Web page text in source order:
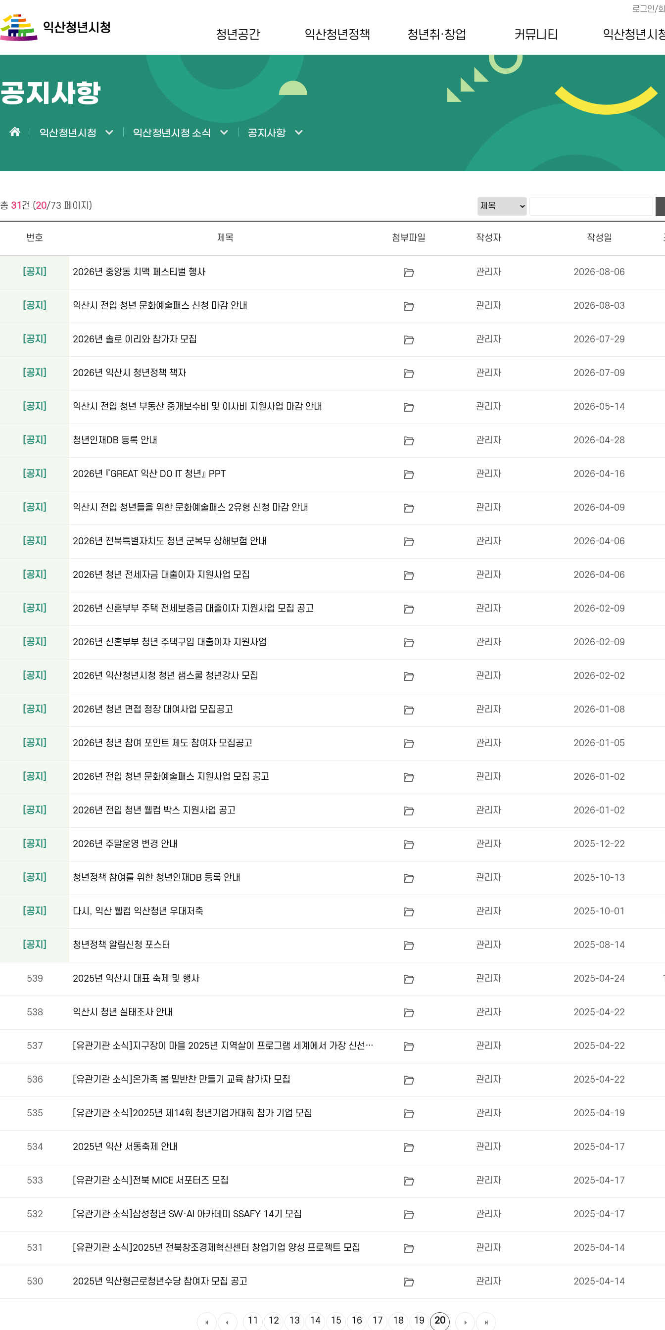
익산청년시청
로그인/
청년공간 익산청년정책 청년취·창업 커뮤니티 익산청년시
공지사항
익산청년시청 익산청년시청 소식 공지사항
총 31 건 (20/73 페이지)
번호 제목 첨부파일 작성자 작성일
[공지] 2026년 중앙동 치맥 페스티벌 행사 관리자 2026-08-06
[공지] 익산시 전입 청년 문화예술패스 신청 마감 안내 관리자 2026-08-03
[공지] 2026년 솔로 이리와 참가자 모집 관리자 2026-07-29
[공지] 2026년 익산시 청년정책 책자 관리자 2026-07-09
[공지] 익산시 전입 청년 부동산 중개보수비 및 이사비 지원사업 마감 안내 관리자 2026-05-14
[공지] 청년인재DB 등록 안내 관리자 2026-04-28
[공지] 2026년 『GREAT 익산 DO IT 청년』 PPT 관리자 2026-04-16
[공지] 익산시 전입 청년들을 위한 문화예술패스 2유형 신청 마감 안내 관리자 2026-04-09
[공지] 2026년 전북특별자치도 청년 군복무 상해보험 안내 관리자 2026-04-06
[공지] 2026년 청년 전세자금 대출이자 지원사업 모집 관리자 2026-04-06
[공지] 2026년 신혼부부 주택 전세보증금 대출이자 지원사업 모집 공고 관리자 2026-02-09
[공지] 2026년 신혼부부 청년 주택구입 대출이자 지원사업 관리자 2026-02-09
[공지] 2026년 익산청년시청 청년 샘스쿨 청년강사 모집 관리자 2026-02-02
[공지] 2026년 청년 면접 정장 대여사업 모집공고 관리자 2026-01-08
[공지] 2026년 청년 참여 포인트 제도 참여자 모집공고 관리자 2026-01-05
[공지] 2026년 전입 청년 문화예술패스 지원사업 모집 공고 관리자 2026-01-02
[공지] 2026년 전입 청년 웰컴 박스 지원사업 공고 관리자 2026-01-02
[공지] 2026년 주말운영 변경 안내 관리자 2025-12-22
[공지] 청년정책 참여를 위한 청년인재DB 등록 안내 관리자 2025-10-13
[공지] 다시, 익산 웰컴 익산청년 우대저축 관리자 2025-10-01
[공지] 청년정책 알림신청 포스터 관리자 2025-08-14
539 2025년 익산시 대표 축제 및 행사 관리자 2025-04-24
538 익산시 청년 실태조사 안내 관리자 2025-04-22
537 [유관기관 소식]지구장이 마을 2025년 지역살이 프로그램 세계에서 가장 신선한 라면 관리자 2025-04-22
536 [유관기관 소식]온가족 봄 밑반찬 만들기 교육 참가자 모집 관리자 2025-04-22
535 [유관기관 소식]2025년 제14회 청년기업가대회 참가 기업 모집 관리자 2025-04-19
534 2025년 익산 서동축제 안내 관리자 2025-04-17
533 [유관기관 소식]전북 MICE 서포터즈 모집 관리자 2025-04-17
532 [유관기관 소식]삼성청년 SW·AI 아카데미 SSAFY 14기 모집 관리자 2025-04-17
531 [유관기관 소식]2025년 전북창조경제혁신센터 창업기업 양성 프로젝트 모집 관리자 2025-04-14
530 2025년 익산형근로청년수당 참여자 모집 공고 관리자 2025-04-14
11 12 13 14 15 16 17 18 19 20